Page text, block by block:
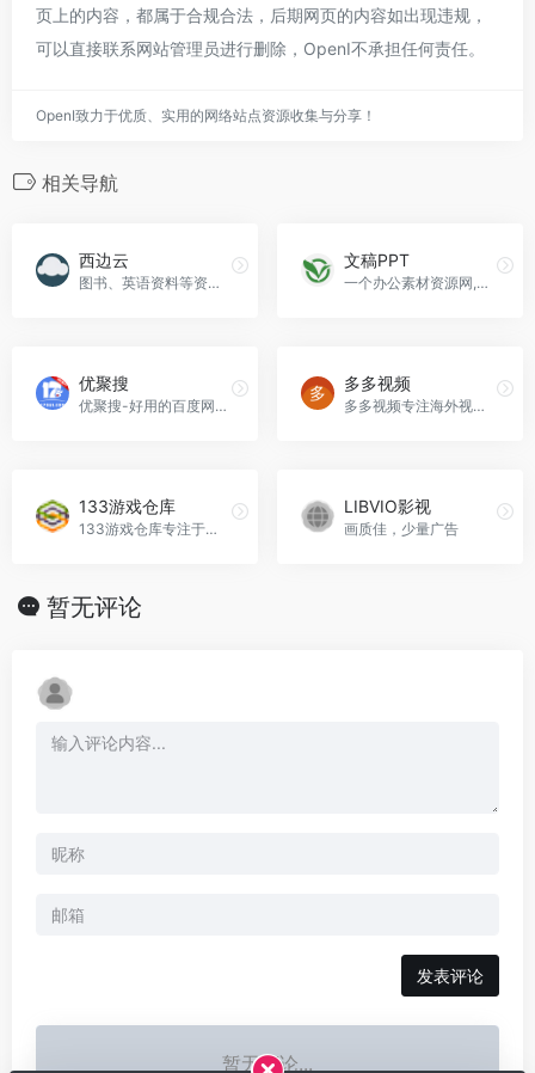
页上的内容，都属于合规合法，后期网页的内容如出现违规，
可以直接联系网站管理员进行删除，OpenI不承担任何责任。
OpenI致力于优质、实用的网络站点资源收集与分享！
相关导航
西边云
图书、英语资料等资源搜索
文稿PPT
一个办公素材资源网,提供各类高端PPT模板免费下载,PPT课件,PPT模板下载,幻灯片素材,PPT母版,PowerPoint,ppt免费下载更方便,就到【文稿PPT】素材网。
优聚搜
优聚搜-好用的百度网盘搜索工具
多多视频
多多视频专注海外视频社区，长期致力于为喜爱海外文化的用户提供美日韩泰剧集观看，资讯阅读、短视频观看和社区讨论的平台，通过字幕文化打通国内外“语言屏障” ，让国内的年轻人能更轻松便捷的了解海外文化生活。现有美剧，韩剧，泰剧，日剧，台剧，电影在线观看，离线缓存，一个app全部搞定。
133游戏仓库
133游戏仓库专注于整合当下热门PC单机游戏、Switch游戏、PS4游戏等等,每日持续上新,稳定更新。找游戏,上133游戏仓库!
LIBVIO影视
画质佳，少量广告
暂无评论
发表评论
暂无评论...